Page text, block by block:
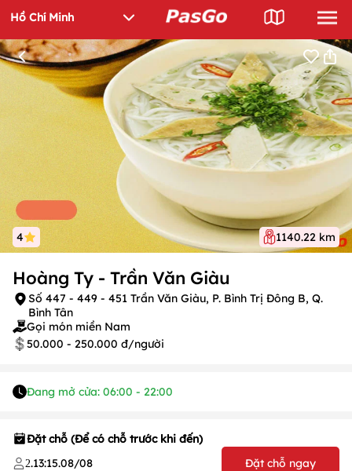
4 1140.22 km
Hoàng Ty - Trần Văn Giàu
Số 447 - 449 - 451 Trần Văn Giàu, P. Bình Trị Đông B, Q.
Bình Tân
Gọi món miền Nam
50.000 - 250.000 đ/người
Đang mở cửa: 06:00 - 22:00
Đặt chỗ (Để có chỗ trước khi đến)
2.13:15.08/08 Đặt chỗ ngay